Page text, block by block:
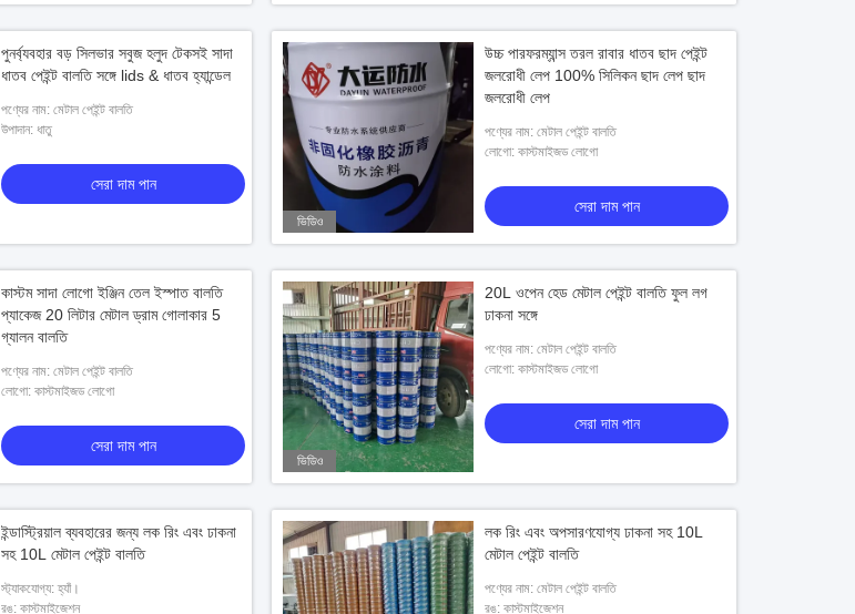
পুনর্ব্যবহার বড় সিলভার সবুজ হলুদ টেকসই সাদা
ধাতব পেইন্ট বালতি সঙ্গে lids & ধাতব হ্যান্ডেল
পণ্যের নাম: মেটাল পেইন্ট বালতি
উপাদান: ধাতু
সেরা দাম পান
ভিডিও
উচ্চ পারফরম্যান্স তরল রাবার ধাতব ছাদ পেইন্ট
জলরোধী লেপ 100% সিলিকন ছাদ লেপ ছাদ
জলরোধী লেপ
পণ্যের নাম: মেটাল পেইন্ট বালতি
লোগো: কাস্টমাইজড লোগো
সেরা দাম পান
কাস্টম সাদা লোগো ইঞ্জিন তেল ইস্পাত বালতি
প্যাকেজ 20 লিটার মেটাল ড্রাম গোলাকার 5
গ্যালন বালতি
পণ্যের নাম: মেটাল পেইন্ট বালতি
লোগো: কাস্টমাইজড লোগো
সেরা দাম পান
ভিডিও
20L ওপেন হেড মেটাল পেইন্ট বালতি ফুল লগ
ঢাকনা সঙ্গে
পণ্যের নাম: মেটাল পেইন্ট বালতি
লোগো: কাস্টমাইজড লোগো
সেরা দাম পান
ইন্ডাস্ট্রিয়াল ব্যবহারের জন্য লক রিং এবং ঢাকনা
সহ 10L মেটাল পেইন্ট বালতি
স্ট্যাকযোগ্য: হ্যাঁ।
রঙ: কাস্টমাইজেশন
লক রিং এবং অপসারণযোগ্য ঢাকনা সহ 10L
মেটাল পেইন্ট বালতি
পণ্যের নাম: মেটাল পেইন্ট বালতি
রঙ: কাস্টমাইজেশন